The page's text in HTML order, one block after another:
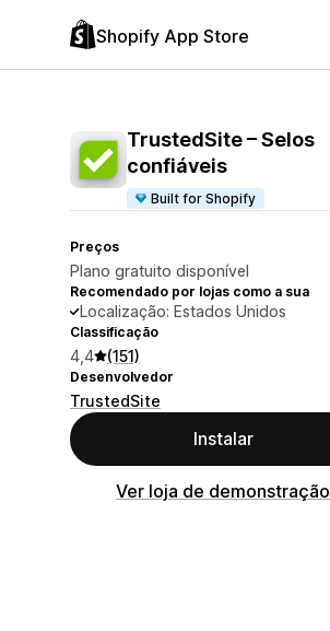
Shopify App Store
TrustedSite – Selos
confiáveis
Built for Shopify
Preços
Plano gratuito disponível
Recomendado por lojas como a sua
Localização: Estados Unidos
Classificação
4,4 (151)
Desenvolvedor
TrustedSite
Instalar
Ver loja de demonstração